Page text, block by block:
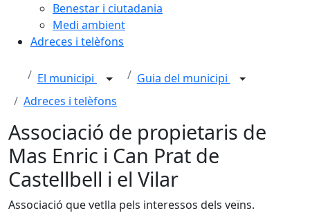
Benestar i ciutadania
Medi ambient
Adreces i telèfons
El municipi
Guia del municipi
Adreces i telèfons
Associació de propietaris de
Mas Enric i Can Prat de
Castellbell i el Vilar
Associació que vetlla pels interessos dels veïns.